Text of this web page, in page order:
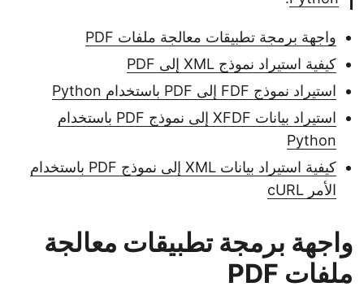
واجهة برمجة تطبيقات معالجة ملفات PDF
كيفية استيراد نموذج XML إلى PDF
استيراد نموذج FDF إلى PDF باستخدام Python
استيراد بيانات XFDF إلى نموذج PDF باستخدام
Python
كيفية استيراد بيانات XML إلى نموذج PDF باستخدام
الأمر cURL
واجهة برمجة تطبيقات معالجة
ملفات PDF